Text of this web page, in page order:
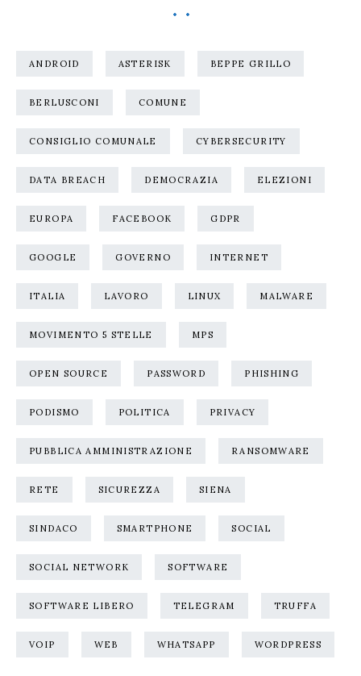
ANDROID ASTERISK BEPPE GRILLO
BERLUSCONI COMUNE
CONSIGLIO COMUNALE CYBERSECURITY
DATA BREACH DEMOCRAZIA ELEZIONI
EUROPA FACEBOOK GDPR
GOOGLE GOVERNO INTERNET
ITALIA LAVORO LINUX MALWARE
MOVIMENTO 5 STELLE MPS
OPEN SOURCE PASSWORD PHISHING
PODISMO POLITICA PRIVACY
PUBBLICA AMMINISTRAZIONE RANSOMWARE
RETE SICUREZZA SIENA
SINDACO SMARTPHONE SOCIAL
SOCIAL NETWORK SOFTWARE
SOFTWARE LIBERO TELEGRAM TRUFFA
VOIP WEB WHATSAPP WORDPRESS